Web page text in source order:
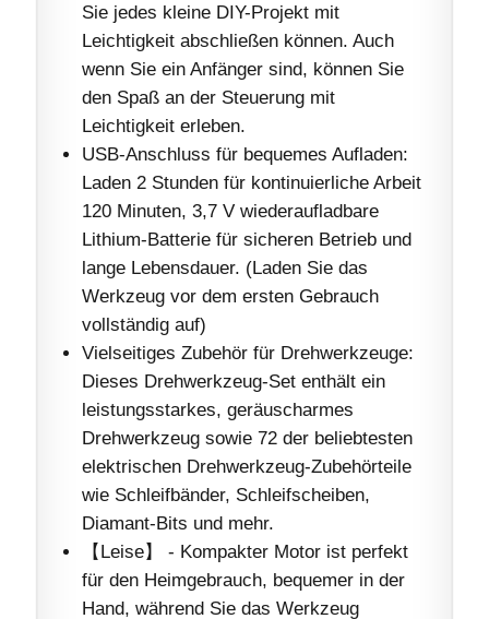
Sie jedes kleine DIY-Projekt mit
Leichtigkeit abschließen können. Auch
wenn Sie ein Anfänger sind, können Sie
den Spaß an der Steuerung mit
Leichtigkeit erleben.
USB-Anschluss für bequemes Aufladen:
Laden 2 Stunden für kontinuierliche Arbeit
120 Minuten, 3,7 V wiederaufladbare
Lithium-Batterie für sicheren Betrieb und
lange Lebensdauer. (Laden Sie das
Werkzeug vor dem ersten Gebrauch
vollständig auf)
Vielseitiges Zubehör für Drehwerkzeuge:
Dieses Drehwerkzeug-Set enthält ein
leistungsstarkes, geräuscharmes
Drehwerkzeug sowie 72 der beliebtesten
elektrischen Drehwerkzeug-Zubehörteile
wie Schleifbänder, Schleifscheiben,
Diamant-Bits und mehr.
【Leise】 - Kompakter Motor ist perfekt
für den Heimgebrauch, bequemer in der
Hand, während Sie das Werkzeug